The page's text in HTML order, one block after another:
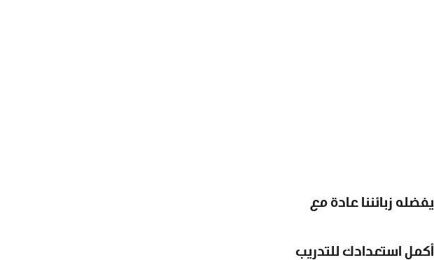
يفضله زبائننا عادة مع
أكمل استعدادك للتدريب